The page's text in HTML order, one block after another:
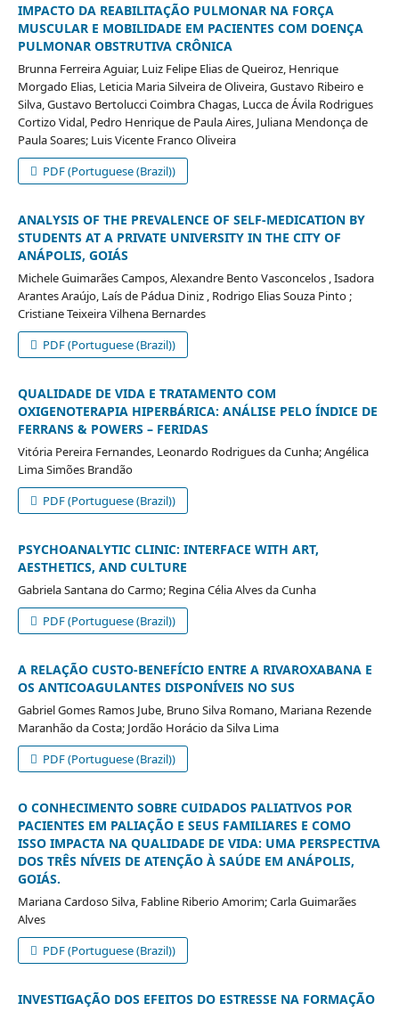
IMPACTO DA REABILITAÇÃO PULMONAR NA FORÇA
MUSCULAR E MOBILIDADE EM PACIENTES COM DOENÇA
PULMONAR OBSTRUTIVA CRÔNICA
Brunna Ferreira Aguiar, Luiz Felipe Elias de Queiroz, Henrique
Morgado Elias, Leticia Maria Silveira de Oliveira, Gustavo Ribeiro e
Silva, Gustavo Bertolucci Coimbra Chagas, Lucca de Ávila Rodrigues
Cortizo Vidal, Pedro Henrique de Paula Aires, Juliana Mendonça de
Paula Soares; Luis Vicente Franco Oliveira
PDF (Portuguese (Brazil))
ANALYSIS OF THE PREVALENCE OF SELF-MEDICATION BY
STUDENTS AT A PRIVATE UNIVERSITY IN THE CITY OF
ANÁPOLIS, GOIÁS
Michele Guimarães Campos, Alexandre Bento Vasconcelos , Isadora
Arantes Araújo, Laís de Pádua Diniz , Rodrigo Elias Souza Pinto ;
Cristiane Teixeira Vilhena Bernardes
PDF (Portuguese (Brazil))
QUALIDADE DE VIDA E TRATAMENTO COM
OXIGENOTERAPIA HIPERBÁRICA: ANÁLISE PELO ÍNDICE DE
FERRANS & POWERS – FERIDAS
Vitória Pereira Fernandes, Leonardo Rodrigues da Cunha; Angélica
Lima Simões Brandão
PDF (Portuguese (Brazil))
PSYCHOANALYTIC CLINIC: INTERFACE WITH ART,
AESTHETICS, AND CULTURE
Gabriela Santana do Carmo; Regina Célia Alves da Cunha
PDF (Portuguese (Brazil))
A RELAÇÃO CUSTO-BENEFÍCIO ENTRE A RIVAROXABANA E
OS ANTICOAGULANTES DISPONÍVEIS NO SUS
Gabriel Gomes Ramos Jube, Bruno Silva Romano, Mariana Rezende
Maranhão da Costa; Jordão Horácio da Silva Lima
PDF (Portuguese (Brazil))
O CONHECIMENTO SOBRE CUIDADOS PALIATIVOS POR
PACIENTES EM PALIAÇÃO E SEUS FAMILIARES E COMO
ISSO IMPACTA NA QUALIDADE DE VIDA: UMA PERSPECTIVA
DOS TRÊS NÍVEIS DE ATENÇÃO À SAÚDE EM ANÁPOLIS,
GOIÁS.
Mariana Cardoso Silva, Fabline Riberio Amorim; Carla Guimarães
Alves
PDF (Portuguese (Brazil))
INVESTIGAÇÃO DOS EFEITOS DO ESTRESSE NA FORMAÇÃO